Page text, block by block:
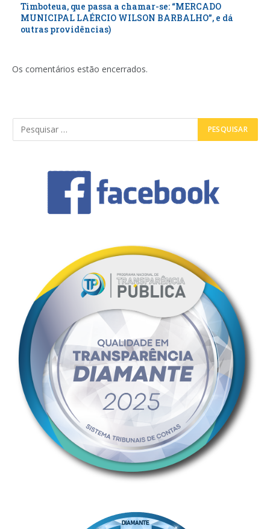
Timboteua, que passa a chamar-se: “MERCADO
MUNICIPAL LAÉRCIO WILSON BARBALHO”, e dá
outras providências)
Os comentários estão encerrados.